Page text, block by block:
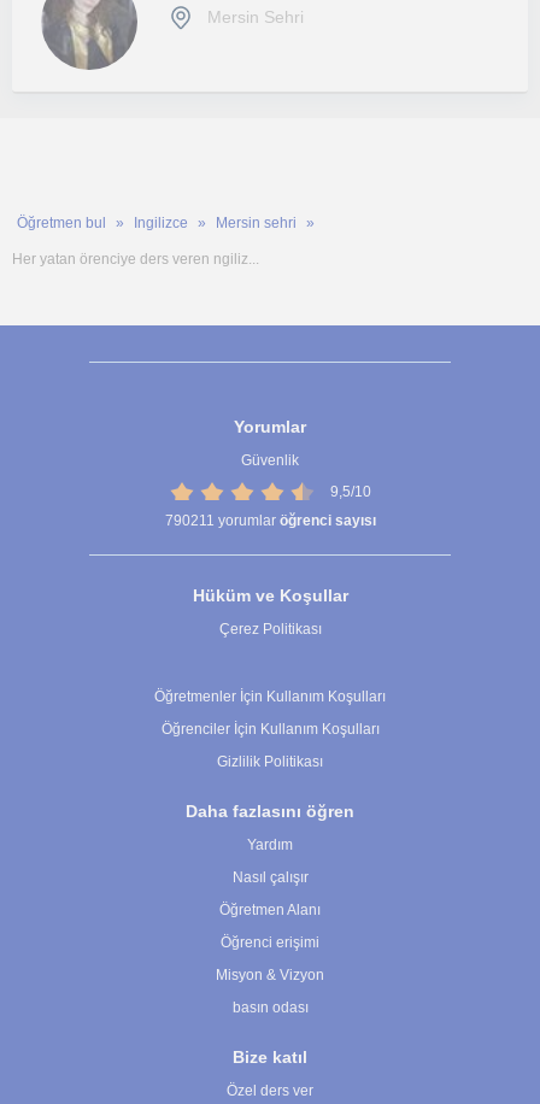
Mersin Sehri
Öğretmen bul Ingilizce Mersin sehri
Her yatan örenciye ders veren ngiliz...
Yorumlar
Güvenlik
9,5/10
790211 yorumlar öğrenci sayısı
Hüküm ve Koşullar
Çerez Politikası
Öğretmenler İçin Kullanım Koşulları
Öğrenciler İçin Kullanım Koşulları
Gizlilik Politikası
Daha fazlasını öğren
Yardım
Nasıl çalışır
Öğretmen Alanı
Öğrenci erişimi
Misyon & Vizyon
basın odası
Bize katıl
Özel ders ver